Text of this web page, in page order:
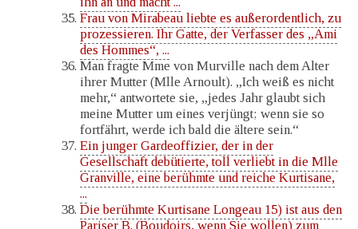
Frau von Mirabeau liebte es außerordentlich, zu
prozessieren. Ihr Gatte, der Verfasser des „Ami
des Hommes“, ...
Man fragte Mme von Murville nach dem Alter
ihrer Mutter (Mlle Arnoult). „Ich weiß es nicht
mehr,“ antwortete sie, „jedes Jahr glaubt sich
meine Mutter um eines verjüngt; wenn sie so
fortfährt, werde ich bald die ältere sein.“
Ein junger Gardeoffizier, der in der
Gesellschaft debütierte, toll verliebt in die Mlle
Granville, eine berühmte und reiche Kurtisane,
...
Die berühmte Kurtisane Longeau 15) ist aus den
Pariser B. (Boudoirs, wenn Sie wollen) zum